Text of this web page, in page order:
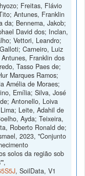
Freitas, Flávio
Antunes, Franklin
da; Bennema, Jakob;
David dos; Inclan,
Vettori, Leandro;
Carneiro, Luiz
Franklin dos
Tasso Paes de;
Marques Ramos;
Amélia de Moraes;
Emília; Silva, José
Antonello, Loiva
Leite, Adahil de
Ayda; Teixeira,
Roberto Ronald de;
2023, "Conjunto
solos da região sob
, SoilData, V1